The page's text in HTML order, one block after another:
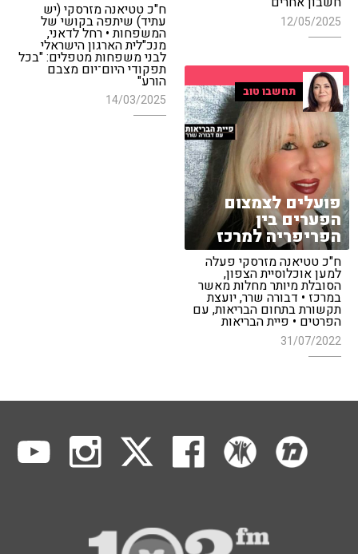
12/05/2025
ח"כ טטיאנה מזרסקי (יש
עתיד) שיתפה בקושי של
המשפחות • רחל לדאני,
מנכ"לית הארגון הישראלי
לבני משפחות מטפלים: "בכל
תפקודי היום־יום מצבם
הורע"
14/03/2025 תחשבו טוב
פועלים לצמצום
הפערים בין
הפריפריה למרכז
ח"כ טטיאנה מזרסקי פעלה
למען אוכלוסיית הצפון,
הסובלת מיותר מחלות מאשר
במרכז • דבורה שרר, יועצת
תקשורת בתחום הבריאות, עם
הפרטים • פיית הבריאות
31/07/2022